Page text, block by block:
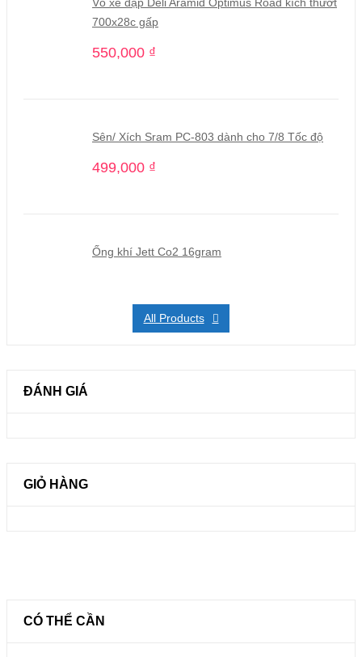
700x28c gấp
550,000 ₫
Sên/ Xích Sram PC-803 dành cho 7/8 Tốc độ
499,000 ₫
Ống khí Jett Co2 16gram
All Products
ĐÁNH GIÁ
GIỎ HÀNG
CÓ THỂ CẦN